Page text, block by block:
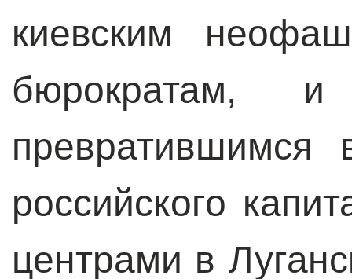
киевским
превратившимся
российского
центрами в